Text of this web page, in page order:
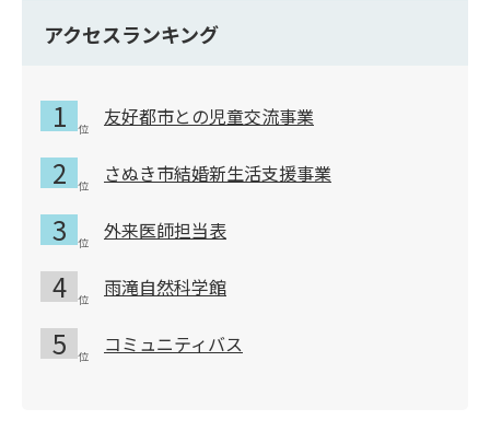
アクセスランキング
友好都市との児童交流事業
さぬき市結婚新生活支援事業
外来医師担当表
雨滝自然科学館
コミュニティバス